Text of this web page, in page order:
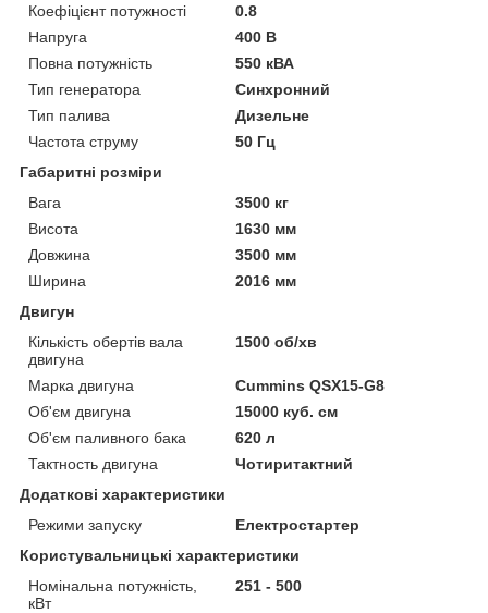
Коефіцієнт потужності
0.8
Напруга
400 В
Повна потужність
550 кВА
Тип генератора
Синхронний
Тип палива
Дизельне
Частота струму
50 Гц
Габаритні розміри
Вага
3500 кг
Висота
1630 мм
Довжина
3500 мм
Ширина
2016 мм
Двигун
Кількість обертів вала
двигуна
1500 об/хв
Марка двигуна
Cummins QSX15-G8
Об'єм двигуна
15000 куб. см
Об'єм паливного бака
620 л
Тактность двигуна
Чотиритактний
Додаткові характеристики
Режими запуску
Електростартер
Користувальницькі характеристики
Номінальна потужність,
кВт
251 - 500